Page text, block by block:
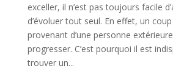
exceller, il n’est pas toujours facile
d’évoluer tout seul. En effet, un
provenant d’une personne
progresser. C’est pourquoi il est
trouver un...